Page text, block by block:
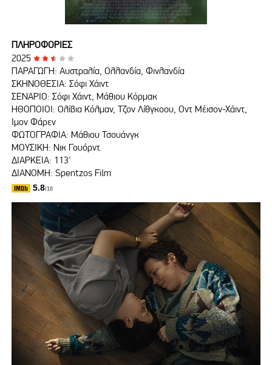
ΠΛΗΡΟΦΟΡΙΕΣ
2025
ΠΑΡΑΓΩΓΗ: Αυστραλία, Ολλανδία, Φινλανδία
ΣΚΗΝΟΘΕΣΙΑ: Σόφι Χάιντ
ΣΕΝΑΡΙΟ: Σόφι Χάιντ, Μάθιου Κόρμακ
ΗΘΟΠΟΙΟΙ: Ολίβια Κόλμαν, Τζον Λίθγκοου, Οντ Μέισον-Χάιντ,
Ίμον Φάρεν
ΦΩΤΟΓΡΑΦΙΑ: Μάθιου Τσουάνγκ
ΜΟΥΣΙΚΗ: Νικ Γουόρντ
ΔΙΑΡΚΕΙΑ: 113'
ΔΙΑΝΟΜΗ: Spentzos Film
5.8/10